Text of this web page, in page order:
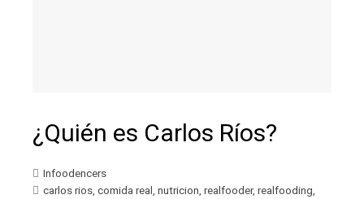
¿Quién es Carlos Ríos?
Infoodencers
carlos rios comida real nutricion realfooder, realfooding